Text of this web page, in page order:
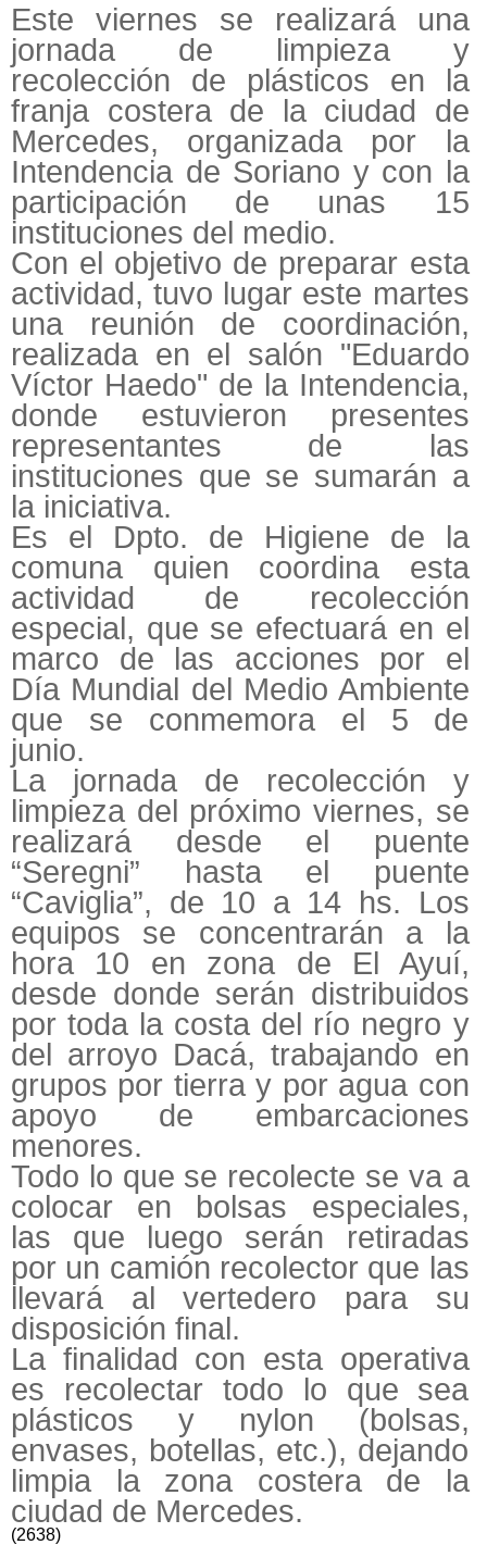
Este viernes se realizará una
jornada de limpieza y
recolección de plásticos en la
franja costera de la ciudad de
Mercedes, organizada por la
Intendencia de Soriano y con la
participación de unas 15
instituciones del medio.
Con el objetivo de preparar esta
actividad, tuvo lugar este martes
una reunión de coordinación,
realizada en el salón "Eduardo
Víctor Haedo" de la Intendencia,
donde estuvieron presentes
representantes de las
instituciones que se sumarán a
la iniciativa.
Es el Dpto. de Higiene de la
comuna quien coordina esta
actividad de recolección
especial, que se efectuará en el
marco de las acciones por el
Día Mundial del Medio Ambiente
que se conmemora el 5 de
junio.
La jornada de recolección y
limpieza del próximo viernes, se
realizará desde el puente
“Seregni” hasta el puente
“Caviglia”, de 10 a 14 hs. Los
equipos se concentrarán a la
hora 10 en zona de El Ayuí,
desde donde serán distribuidos
por toda la costa del río negro y
del arroyo Dacá, trabajando en
grupos por tierra y por agua con
apoyo de embarcaciones
menores.
Todo lo que se recolecte se va a
colocar en bolsas especiales,
las que luego serán retiradas
por un camión recolector que las
llevará al vertedero para su
disposición final.
La finalidad con esta operativa
es recolectar todo lo que sea
plásticos y nylon (bolsas,
envases, botellas, etc.), dejando
limpia la zona costera de la
ciudad de Mercedes.
(2638)